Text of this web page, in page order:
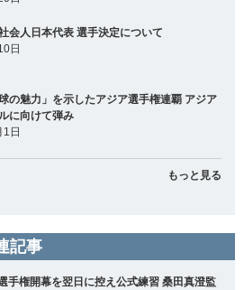
会人日本代表 選手決定について
日
球の魅力」を示したアジア選手権連覇 アジア
に向けて弾み
日
もっと見る
記事
手権開幕を翌日に控え公式練習 桑田真澄監